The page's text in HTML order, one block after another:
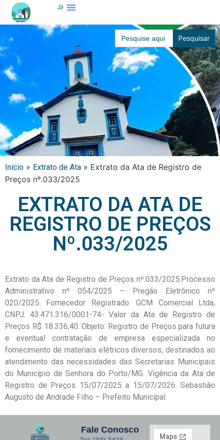
Search
for:
Início » Extrato de Ata » Extrato da Ata de Registro de
Preços nº.033/2025
EXTRATO DA ATA DE
REGISTRO DE PREÇOS
Nº.033/2025
Extrato da Ata de Registro de Preços nº.033/2025.Processo
Administrativo nº 054/2025 – Pregão Eletrônico nº
020/2025. Fornecedor Registrado: GCM Comercial Ltda,
CNPJ: 43.471.316/0001-74- Valor da Ata de Registro de
Preços R$ 18.336,40. Objeto: Registro de Preços para futura
e eventual contratação de empresa especializada no
fornecimento de materiais elétricos diversos, destinados ao
atendimento das necessidades das Secretarias Municipais
do Município de Senhora do Porto/MG. Vigência da Ata de
Registro de Preços 15/07/2025 a 15/07/2026. Sebastião
Augusto de Andrade Filho – Prefeito Municipal.
Fale Conosco